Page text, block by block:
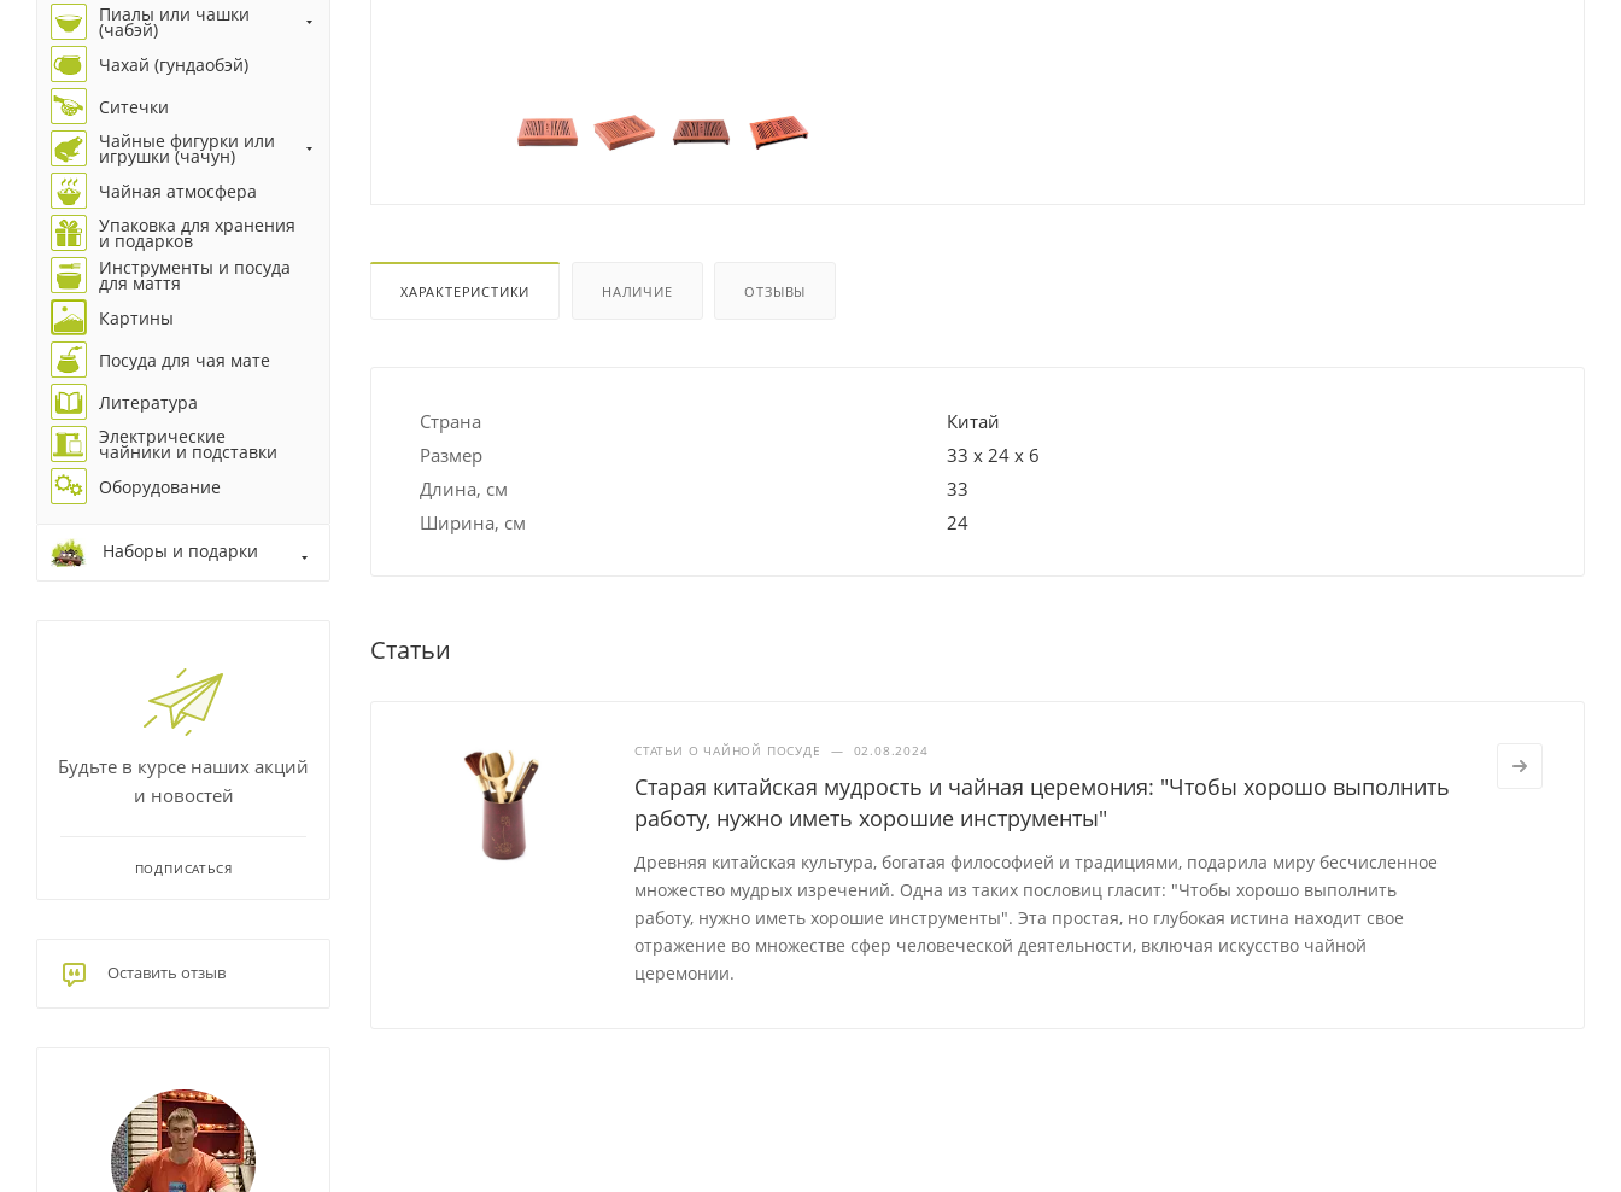
ХАРАКТЕРИСТИКИ НАЛИЧИЕ ОТЗЫВЫ
Страна
Китай
Размер
33 х 24 х 6
Длина, см
33
Ширина, см
24
Статьи
СТАТЬИ О ЧАЙНОЙ ПОСУДЕ — 02.08.2024
Старая китайская мудрость и чайная церемония: "Чтобы хорошо выполнить
работу, нужно иметь хорошие инструменты"
Древняя китайская культура, богатая философией и традициями, подарила миру бесчисленное
множество мудрых изречений. Одна из таких пословиц гласит: "Чтобы хорошо выполнить
работу, нужно иметь хорошие инструменты". Эта простая, но глубокая истина находит свое
отражение во множестве сфер человеческой деятельности, включая искусство чайной
церемонии.
Пиалы или чашки
(чабэй)
Чахай (гундаобэй)
Ситечки
Чайные фигурки или
игрушки (чачун)
Чайная атмосфера
Упаковка для хранения
и подарков
Инструменты и посуда
для маття
Картины
Посуда для чая мате
Литература
Электрические
чайники и подставки
Оборудование
Наборы и подарки
Будьте в курсе наших акций
и новостей
ПОДПИСАТЬСЯ
Оставить отзыв